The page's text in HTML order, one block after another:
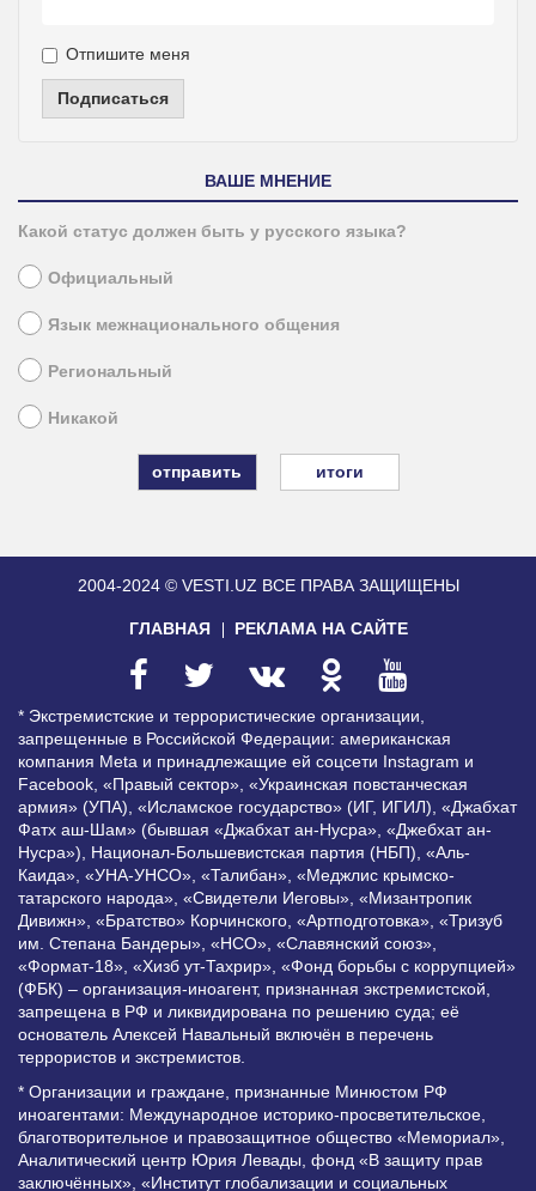
Отпишите меня
Подписаться
ВАШЕ МНЕНИЕ
Какой статус должен быть у русского языка?
Официальный
Язык межнационального общения
Региональный
Никакой
итоги
2004-2024 © VESTI.UZ ВСЕ ПРАВА ЗАЩИЩЕНЫ
ГЛАВНАЯ РЕКЛАМА НА САЙТЕ
* Экстремистские и террористические организации,
запрещенные в Российской Федерации: американская
компания Meta и принадлежащие ей соцсети Instagram и
Facebook, «Правый сектор», «Украинская повстанческая
армия» (УПА), «Исламское государство» (ИГ, ИГИЛ), «Джабхат
Фатх аш-Шам» (бывшая «Джабхат ан-Нусра», «Джебхат ан-
Нусра»), Национал-Большевистская партия (НБП), «Аль-
Каида», «УНА-УНСО», «Талибан», «Меджлис крымско-
татарского народа», «Свидетели Иеговы», «Мизантропик
Дивижн», «Братство» Корчинского, «Артподготовка», «Тризуб
им. Степана Бандеры», «НСО», «Славянский союз»,
«Формат-18», «Хизб ут-Тахрир», «Фонд борьбы с коррупцией»
(ФБК) – организация-иноагент, признанная экстремистской,
запрещена в РФ и ликвидирована по решению суда; её
основатель Алексей Навальный включён в перечень
террористов и экстремистов.
* Организации и граждане, признанные Минюстом РФ
иноагентами: Международное историко-просветительское,
благотворительное и правозащитное общество «Мемориал»,
Аналитический центр Юрия Левады, фонд «В защиту прав
заключённых», «Институт глобализации и социальных